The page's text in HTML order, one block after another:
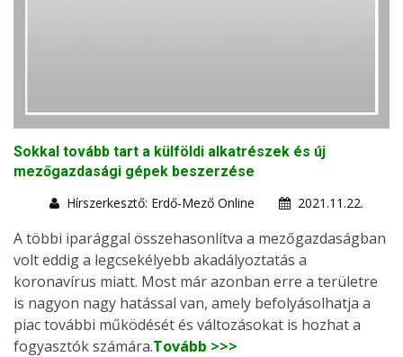
Sokkal tovább tart a külföldi alkatrészek és új
mezőgazdasági gépek beszerzése
Hírszerkesztő: Erdő-Mező Online
2021.11.22.
A többi iparággal összehasonlítva a mezőgazdaságban
volt eddig a legcsekélyebb akadályoztatás a
koronavírus miatt. Most már azonban erre a területre
is nagyon nagy hatással van, amely befolyásolhatja a
piac további működését és változásokat is hozhat a
fogyasztók számára.Tovább >>>